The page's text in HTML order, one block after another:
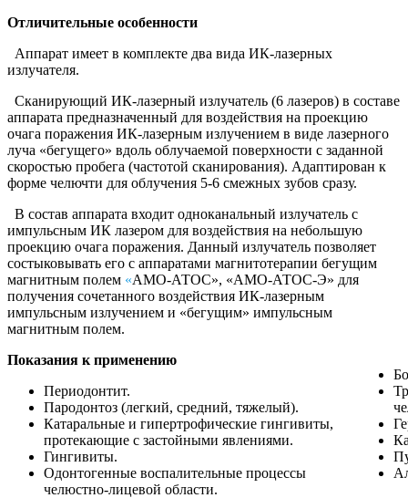
Отличительные особенности
Аппарат имеет в комплекте два вида ИК-лазерных
излучателя.
Сканирующий ИК-лазерный излучатель (6 лазеров) в составе
аппарата предназначенный для воздействия на проекцию
очага поражения ИК-лазерным излучением в виде лазерного
луча «бегущего» вдоль облучаемой поверхности с заданной
скоростью пробега (частотой сканирования). Адаптирован к
форме челючти для облучения 5-6 смежных зубов сразу.
В состав аппарата входит одноканальный излучатель с
импульсным ИК лазером для воздействия на небольшую
проекцию очага поражения. Данный излучатель позволяет
состыковывать его с аппаратами магнитотерапии бегущим
магнитным полем «АМО-АТОС», «АМО-АТОС-Э» для
получения сочетанного воздействия ИК-лазерным
импульсным излучением и «бегущим» импульсным
магнитным полем.
Показания к применению
Периодонтит.
Пародонтоз (легкий, средний, тяжелый).
Катаральные и гипертрофические гингивиты,
протекающие с застойными явлениями.
Гингивиты.
Одонтогенные воспалительные процессы
челюстно-лицевой области.